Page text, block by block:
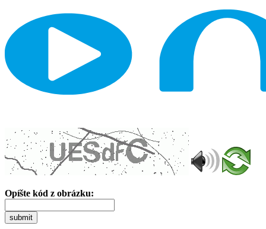
Opíšte kód z obrázku:
submit